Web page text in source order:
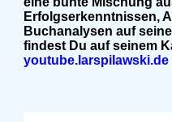
Erfolgserkenntnissen,
Buchanalysen auf
findest Du auf seinem
youtube.larspilawski.de